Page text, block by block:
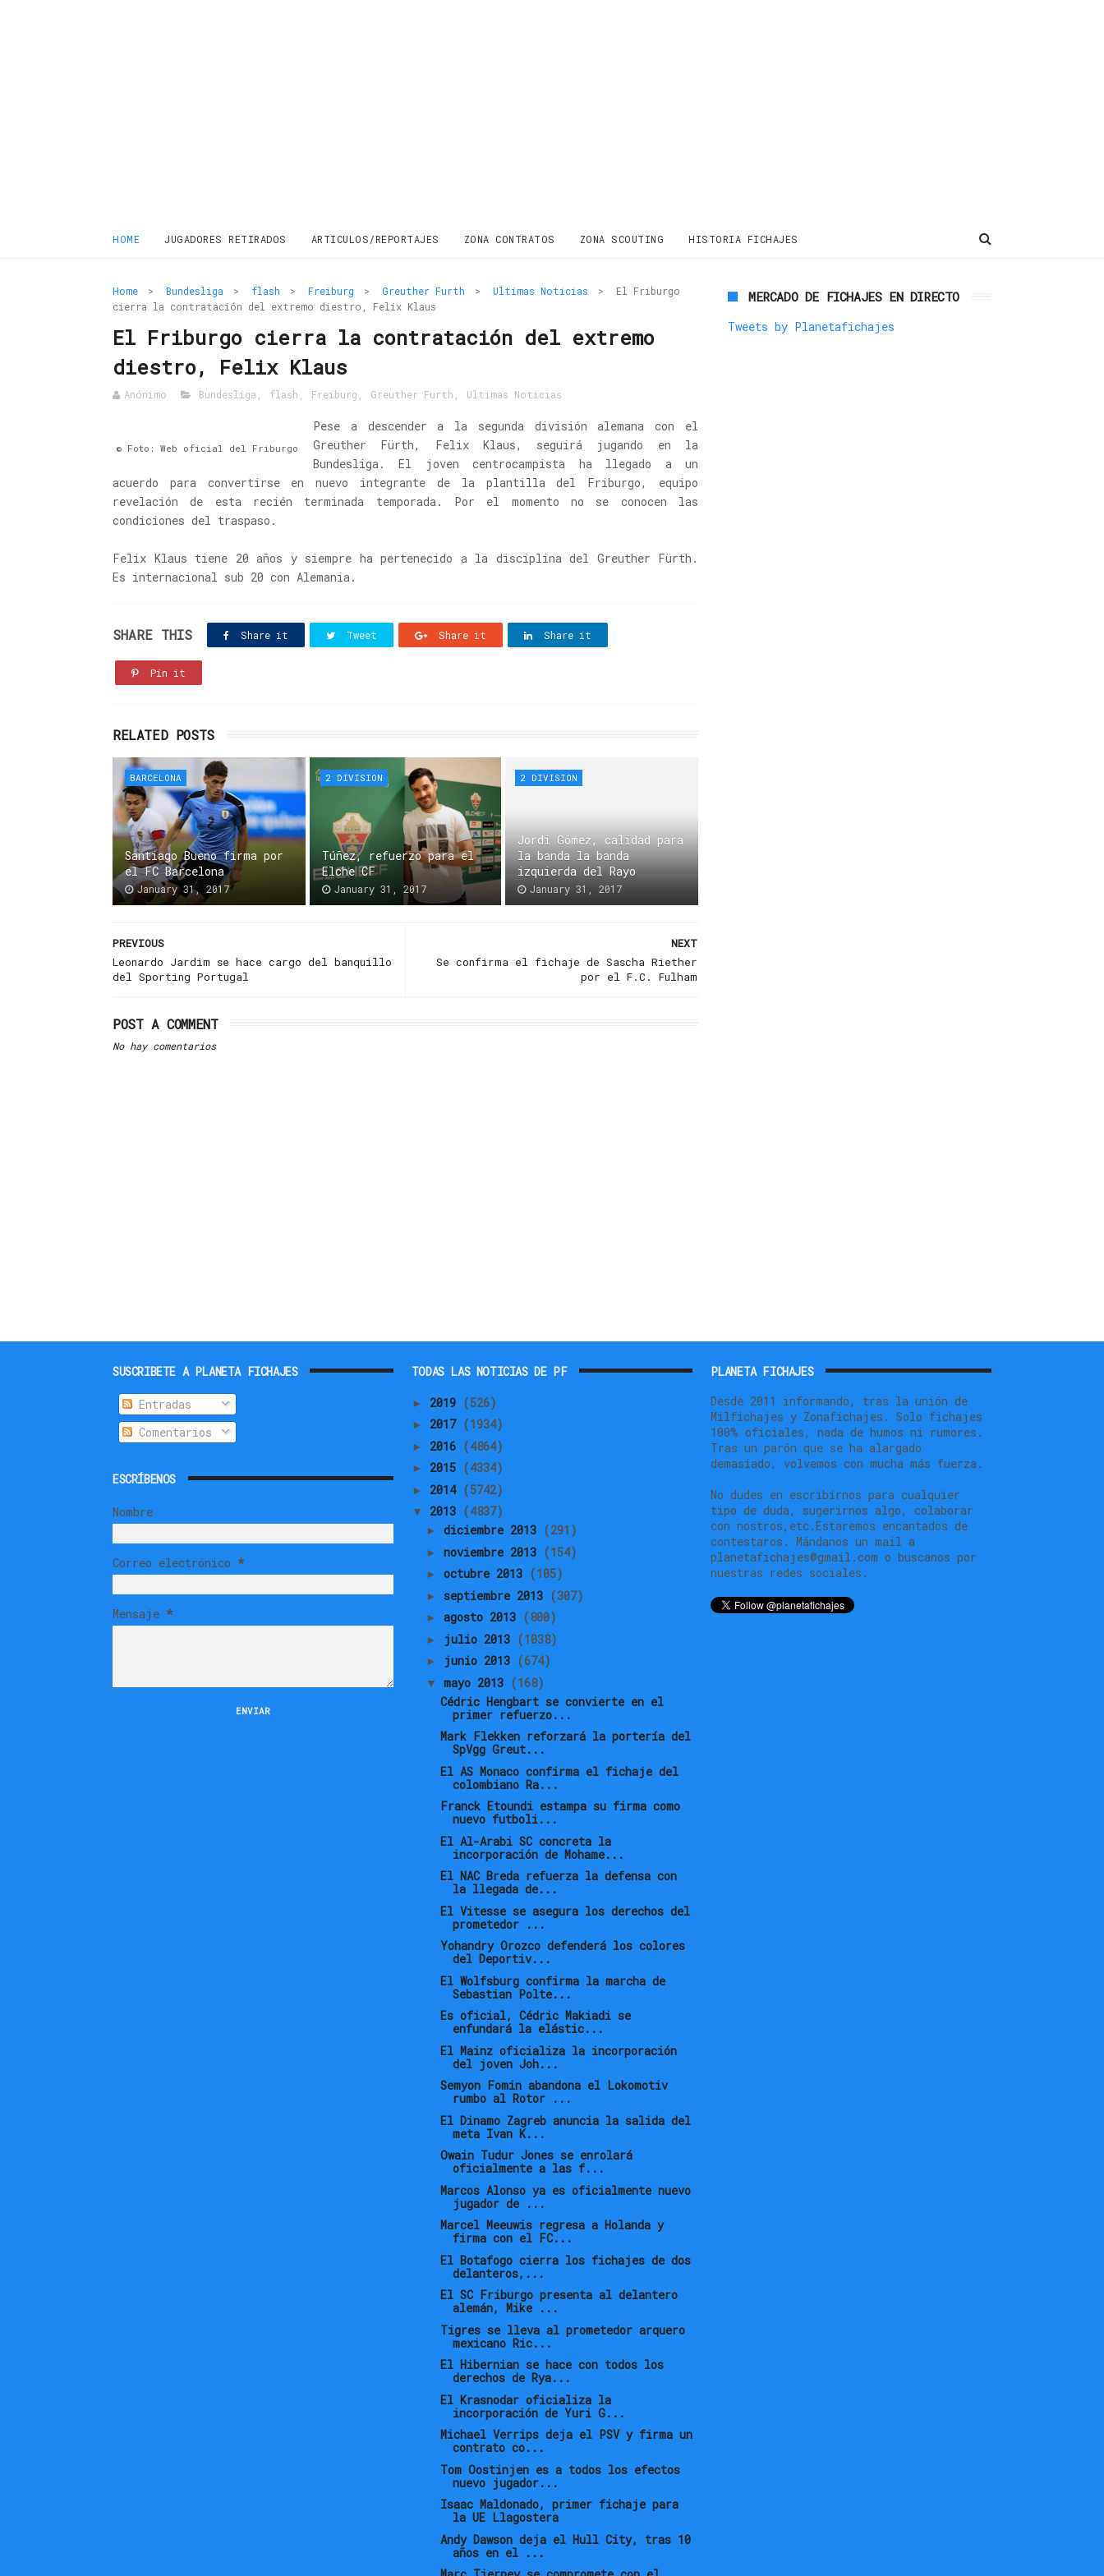
HOME JUGADORES RETIRADOS ARTICULOS/REPORTAJES ZONA CONTRATOS ZONA SCOUTING HISTORIA FICHAJES
Home > Bundesliga > flash > Freiburg > Greuther Furth > Ultimas Noticias >
El Friburgo
cierra la contratación del extremo diestro, Felix Klaus
El Friburgo cierra la contratación del extremo
diestro, Felix Klaus
Anónimo Bundesliga flash Freiburg Greuther Furth Ultimas Noticias
© Foto: Web oficial del Friburgo
Pese a descender a la segunda división alemana con el
Greuther Fürth, Felix Klaus, seguirá jugando en la
Bundesliga. El joven centrocampista ha llegado a un
acuerdo para convertirse en nuevo integrante de la plantilla del Friburgo, equipo
revelación de esta recién terminada temporada. Por el momento no se conocen las
condiciones del traspaso.
Felix Klaus tiene 20 años y siempre ha pertenecido a la disciplina del Greuther Fürth.
Es internacional sub 20 con Alemania.
SHARE THIS Share it Tweet Share it Share it
Pin it
RELATED POSTS
BARCELONA
Santiago Bueno firma por
el FC Barcelona
January 31, 2017
2 DIVISION
Túñez, refuerzo para el
Elche CF
January 31, 2017
2 DIVISION
Jordi Gómez, calidad para
la banda la banda
izquierda del Rayo
January 31, 2017
NEXT
Se confirma el fichaje de Sascha Riether
por el F.C. Fulham
PREVIOUS
Leonardo Jardim se hace cargo del banquillo
del Sporting Portugal
POST A COMMENT
No hay comentarios
MERCADO DE FICHAJES EN DIRECTO
Tweets by Planetafichajes
SUSCRIBETE A PLANETA FICHAJES
Entradas
Comentarios
ESCRÍBENOS
Nombre
Correo electrónico *
Mensaje *
TODAS LAS NOTICIAS DE PF
► 2019 (526)
► 2017 (1934)
► 2016 (4864)
► 2015 (4334)
► 2014 (5742)
▼ 2013 (4837)
► diciembre 2013 (291)
► noviembre 2013 (154)
► octubre 2013 (105)
► septiembre 2013 (307)
► agosto 2013 (800)
► julio 2013 (1038)
► junio 2013 (674)
▼ mayo 2013 (168)
Cédric Hengbart se convierte en el
primer refuerzo...
Mark Flekken reforzará la portería del
SpVgg Greut...
El AS Monaco confirma el fichaje del
colombiano Ra...
Franck Etoundi estampa su firma como
nuevo futboli...
El Al-Arabi SC concreta la
incorporación de Mohame...
El NAC Breda refuerza la defensa con
la llegada de...
El Vitesse se asegura los derechos del
prometedor ...
Yohandry Orozco defenderá los colores
del Deportiv...
El Wolfsburg confirma la marcha de
Sebastian Polte...
Es oficial, Cédric Makiadi se
enfundará la elástic...
El Mainz oficializa la incorporación
del joven Joh...
Semyon Fomin abandona el Lokomotiv
rumbo al Rotor ...
El Dinamo Zagreb anuncia la salida del
meta Ivan K...
Owain Tudur Jones se enrolará
oficialmente a las f...
Marcos Alonso ya es oficialmente nuevo
jugador de ...
Marcel Meeuwis regresa a Holanda y
firma con el FC...
El Botafogo cierra los fichajes de dos
delanteros,...
El SC Friburgo presenta al delantero
alemán, Mike ...
Tigres se lleva al prometedor arquero
mexicano Ric...
El Hibernian se hace con todos los
derechos de Rya...
El Krasnodar oficializa la
incorporación de Yuri G...
Michael Verrips deja el PSV y firma un
contrato co...
Tom Oostinjen es a todos los efectos
nuevo jugador...
Isaac Maldonado, primer fichaje para
la UE Llagostera
Andy Dawson deja el Hull City, tras 10
años en el ...
PLANETA FICHAJES
Desde 2011 informando, tras la unión de
Milfichajes y Zonafichajes. Solo fichajes
100% oficiales, nada de humos ni rumores.
Tras un parón que se ha alargado
demasiado, volvemos con mucha más fuerza.
No dudes en escribírnos para cualquier
tipo de duda, sugerirnos algo, colaborar
con nostros,etc.Estaremos encantados de
contestaros. Mándanos un mail a
planetafichajes@gmail.com o buscanos por
nuestras redes sociales.